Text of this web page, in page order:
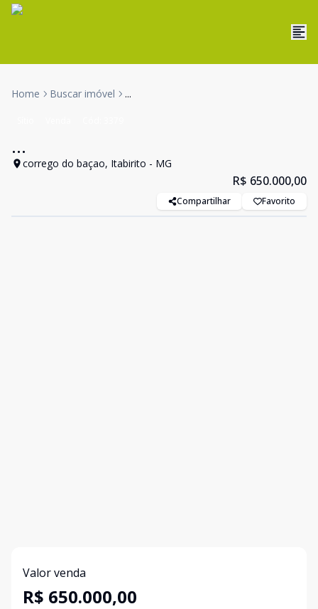
Home Buscar imóvel ...
...
corrego do baçao, Itabirito - MG
R$ 650.000,00
Compartilhar Favorito
Valor venda
R$ 650.000,00